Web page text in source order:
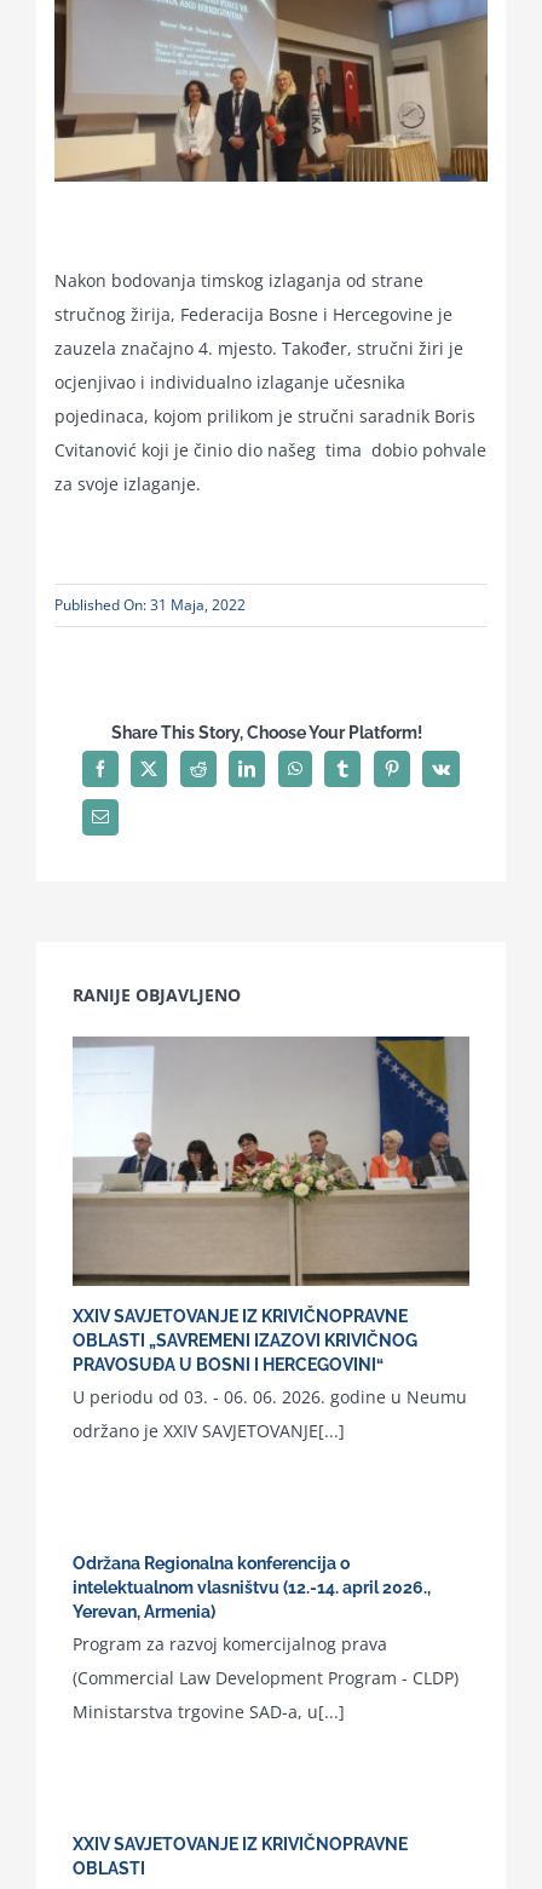
Nakon bodovanja timskog izlaganja od strane
stručnog žirija, Federacija Bosne i Hercegovine je
zauzela značajno 4. mjesto. Također, stručni žiri je
ocjenjivao i individualno izlaganje učesnika
pojedinaca, kojom prilikom je stručni saradnik Boris
Cvitanović koji je činio dio našeg tima dobio pohvale
za svoje izlaganje.
Published On: 31 Maja, 2022
Share This Story, Choose Your Platform!
RANIJE OBJAVLJENO
XXIV SAVJETOVANJE IZ KRIVIČNOPRAVNE
OBLASTI „SAVREMENI IZAZOVI KRIVIČNOG
PRAVOSUĐA U BOSNI I HERCEGOVINI“
U periodu od 03. - 06. 06. 2026. godine u Neumu
održano je XXIV SAVJETOVANJE[...]
Održana Regionalna konferencija o
intelektualnom vlasništvu (12.-14. april 2026.,
Yerevan, Armenia)
Program za razvoj komercijalnog prava
(Commercial Law Development Program - CLDP)
Ministarstva trgovine SAD-a, u[...]
XXIV SAVJETOVANJE IZ KRIVIČNOPRAVNE
OBLASTI